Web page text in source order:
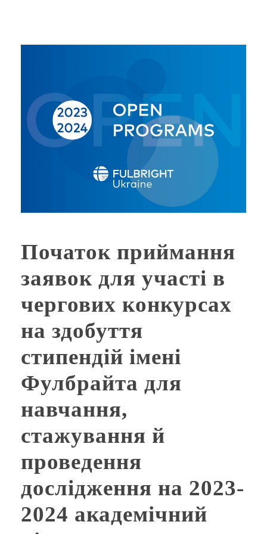
Початок приймання
заявок для участі в
чергових конкурсах
на здобуття
стипендій імені
Фулбрайта для
навчання,
стажування й
проведення
дослідження на 2023-
2024 академічний